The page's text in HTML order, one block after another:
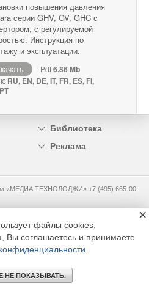
повышения давления
серии GHV, GV, GHC с
с регулируемой
Инструкция по
и эксплуатации.
Pdf6.86 Mb
RU, EN, DE, IT, FR, ES, FI,
Библиотека
Реклама
«МЕДИА ТЕХНОЛОДЖИ» +7 (495) 665-00-
файлы cookies.
Вы соглашаетесь и принимаете
НЕ ПОКАЗЫВАТЬ.
×